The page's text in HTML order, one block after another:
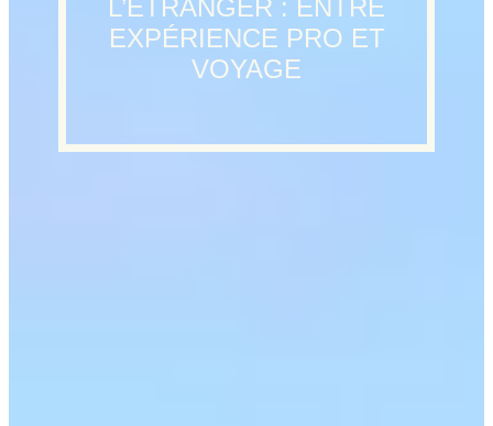
L’ÉTRANGER : ENTRE
EXPÉRIENCE PRO ET
VOYAGE